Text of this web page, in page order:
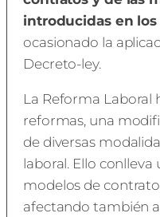
introducidas en
ocasionado la
Decreto-ley.
La Reforma Laboral
reformas, una
de diversas
laboral. Ello
modelos de
afectando también